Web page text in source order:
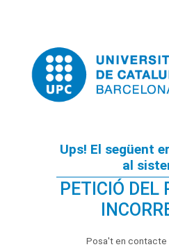
Ups! El següent
al
PETICIÓ DEL
Posa't en contacte